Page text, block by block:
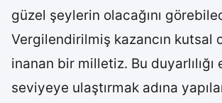
güzel şeylerin olacağını
Vergilendirilmiş kazancın kutsal
inanan bir milletiz. Bu duyarlılığı
seviyeye ulaştırmak adına